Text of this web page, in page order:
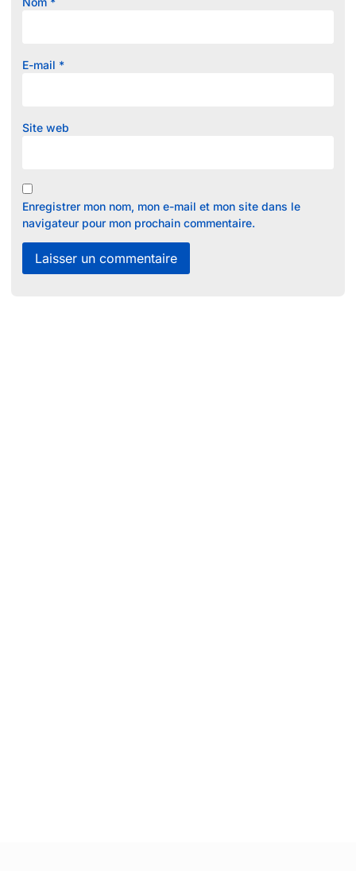
E-mail *
Site web
Enregistrer mon nom, mon e-mail et mon site dans le
navigateur pour mon prochain commentaire.